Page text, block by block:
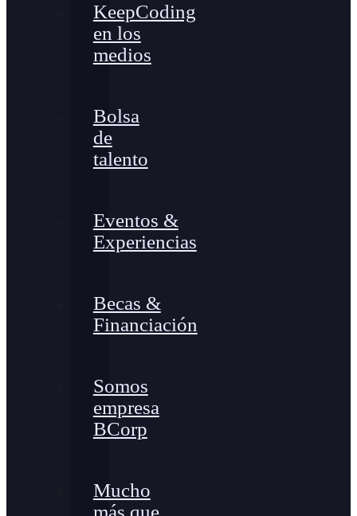
KeepCoding
en los
medios
Bolsa
de
talento
Eventos &
Experiencias
Becas &
Financiación
Somos
empresa
BCorp
Mucho
más que